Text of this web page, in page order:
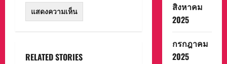
RELATED STORIES
สิงหาคม
2025
กรกฎาคม
2025